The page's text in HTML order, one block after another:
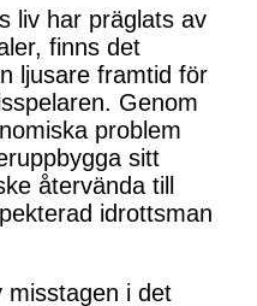
liv har präglats av
finns det
ljusare framtid för
Genom
problem
sitt
återvända till
idrottsman
misstagen i det